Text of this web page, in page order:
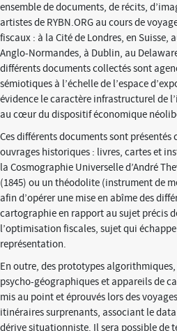
ensemble de documents, de récits,
artistes de RYBN.ORG au cours de
fiscaux : à la Cité de Londres, en Suisse,
Anglo-Normandes, à Dublin, au
différents documents collectés sont
sémiotiques à l’échelle de l’espace
évidence le caractère infrastructurel de
au cœur du dispositif économique
Ces différents documents sont
ouvrages historiques : livres, cartes et
la Cosmographie Universelle d’André
(1845) ou un théodolite (instrument de
afin d’opérer une mise en abîme des
cartographie en rapport au sujet précis
l’optimisation fiscales, sujet qui
représentation.
En outre, des prototypes
psycho-géographiques et appareils de
mis au point et éprouvés lors des
itinéraires surprenants, associant le
dérive situationniste. Il sera possible de